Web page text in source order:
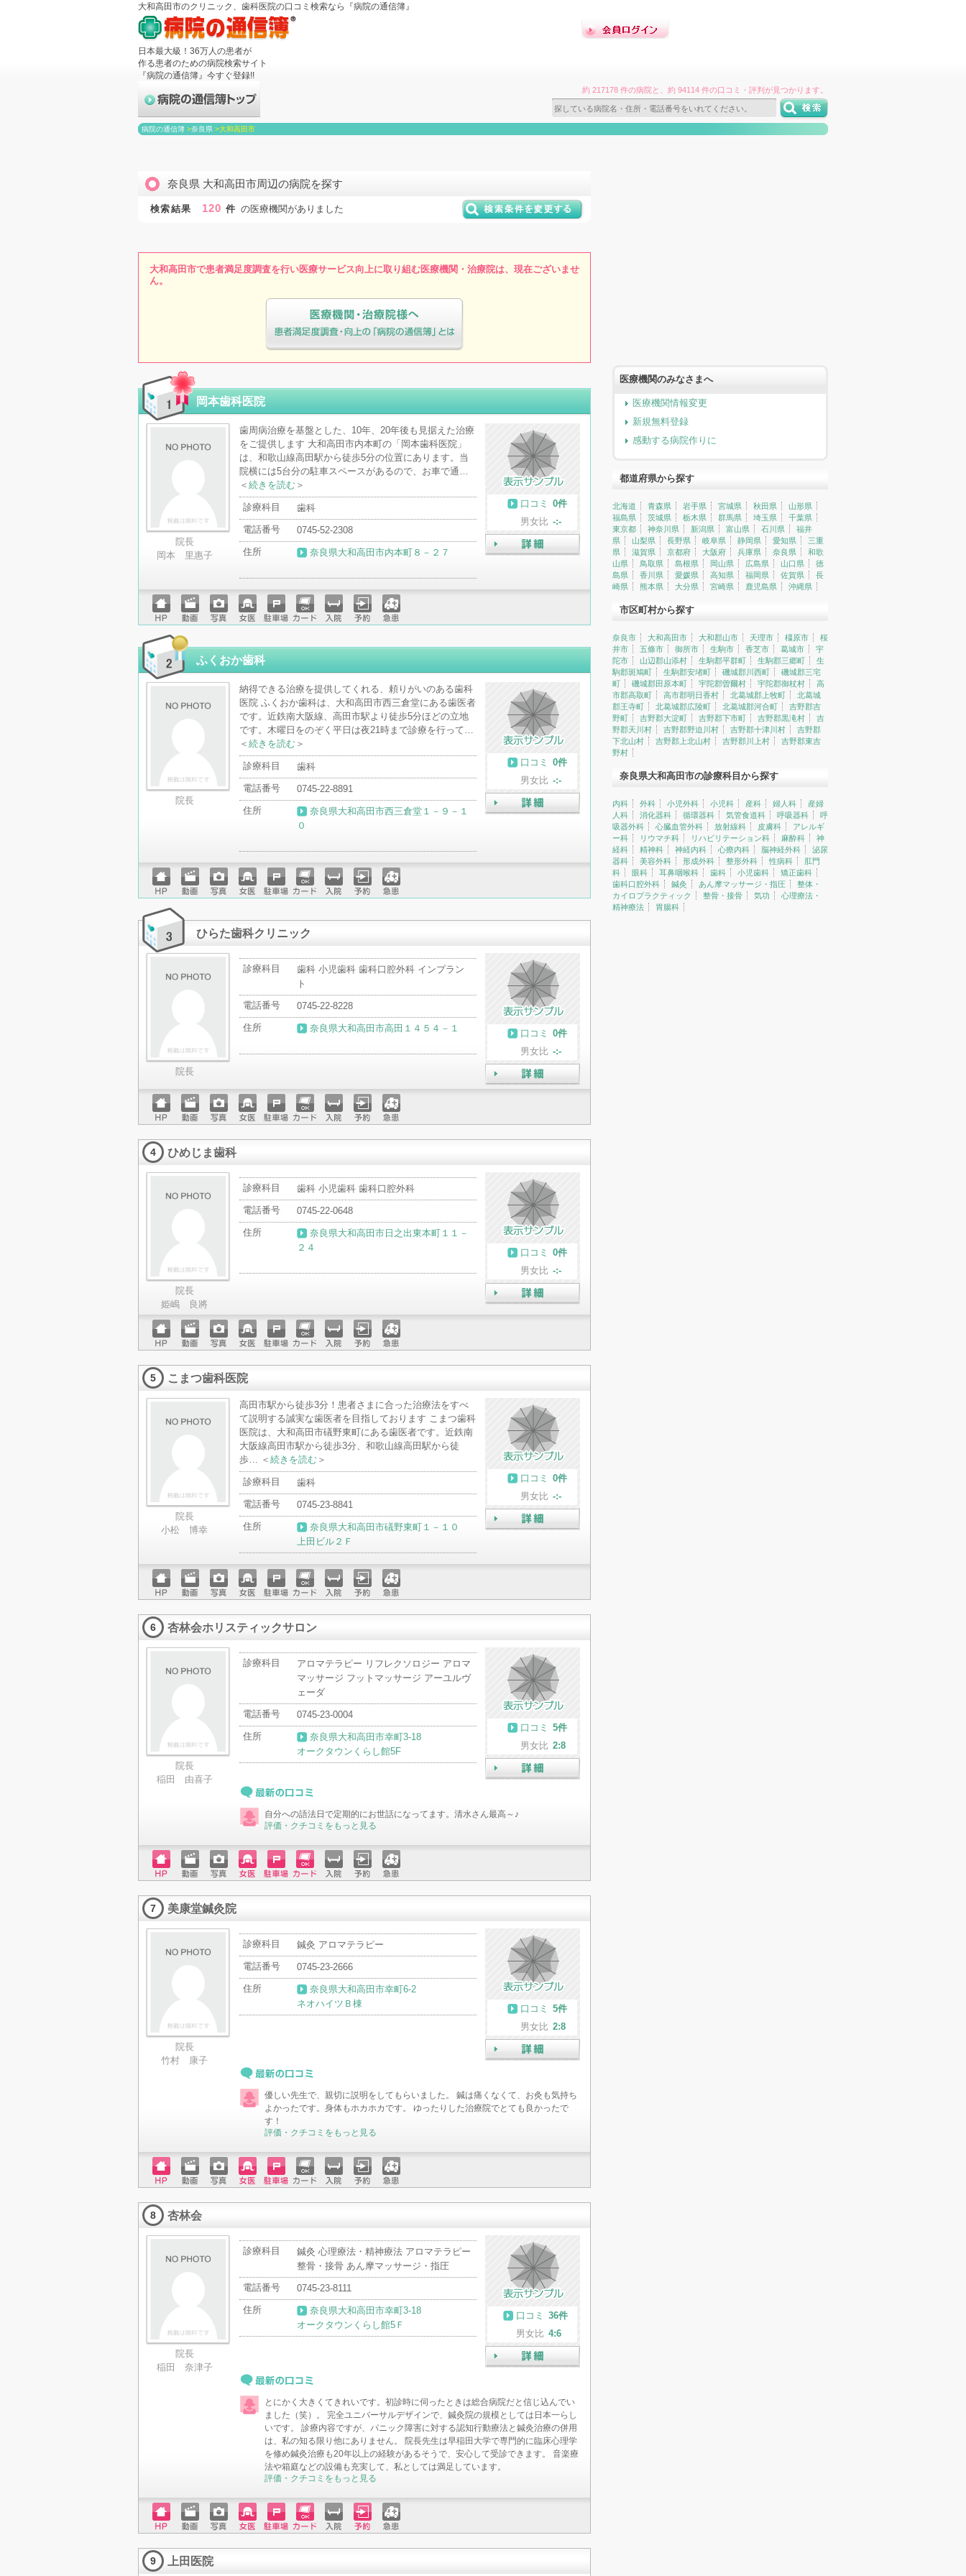
大和高田市のクリニック、歯科医院の口コミ検索なら『病院の通信簿』
日本最大級！36万人の患者が
作る患者のための病院検索サイト
『病院の通信簿』今すぐ登録!!
約 217178 件の病院と、約 94114 件の口コミ・評判が見つかります。
病院の通信簿 >奈良県 >大和高田市
奈良県 大和高田市周辺の病院を探す
検索結果 120 件 の医療機関がありました
大和高田市で患者満足度調査を行い医療サービス向上に取り組む医療機関・治療院は、現在ございませ
ん。
岡本歯科医院
院長
岡本 里惠子
歯周病治療を基盤とした、10年、20年後も見据えた治療
をご提供します 大和高田市内本町の「岡本歯科医院」
は、和歌山線高田駅から徒歩5分の位置にあります。当
院横には5台分の駐車スペースがあるので、お車で通…
＜ 続きを読む ＞
診療科目
歯科
電話番号
0745-52-2308
住所
奈良県大和高田市内本町８－２７
口コミ
0件
男女比 -:-
ホーム
ページ
動画 写真 女医 駐車場クレジ
ード
入院 予約 急患
ふくおか歯科
院長
納得できる治療を提供してくれる、頼りがいのある歯科
医院 ふくおか歯科は、大和高田市西三倉堂にある歯医者
です。近鉄南大阪線、高田市駅より徒歩5分ほどの立地
です。木曜日をのぞく平日は夜21時まで診療を行って…
＜ 続きを読む ＞
診療科目
歯科
電話番号
0745-22-8891
住所
奈良県大和高田市西三倉堂１－９－１
０
口コミ
0件
男女比 -:-
ホーム
ページ
動画 写真 女医 駐車場クレジ入院 予約 急患
ひらた歯科クリニック
院長
診療科目
歯科 小児歯科 歯科口腔外科 インプラン
ト
電話番号
0745-22-8228
住所
奈良県大和高田市高田１４５４－１ 口コミ
0件
男女比 -:-
詳細
ホーム
ページ
動画 写真 女医 駐車場クレジ
ットカ
入院 予約 急患
4 ひめじま歯科
院長
姫嶋 良將
診療科目
歯科 小児歯科 歯科口腔外科
電話番号
0745-22-0648
住所
奈良県大和高田市日之出東本町１１－
２４
口コミ
0件
男女比 -:-
ホーム
ページ
動画 写真 女医 駐車場クレジ
ットカ
入院 予約 急患
5 こまつ歯科医院
院長
小松 博幸
高田市駅から徒歩3分！患者さまに合った治療法をすべ
て説明する誠実な歯医者を目指しております こまつ歯科
医院は、大和高田市礒野東町にある歯医者です。近鉄南
大阪線高田市駅から徒歩3分、和歌山線高田駅から徒
歩… ＜ 続きを読む ＞
診療科目
歯科
電話番号
0745-23-8841
住所
奈良県大和高田市礒野東町１－１０
上田ビル２Ｆ
口コミ
0件
男女比 -:-
ホーム
ページ
動画 写真 女医 駐車場クレジ
ットカ
ード
入院 予約 急患
6 杏林会ホリスティックサロン
院長
稲田 由喜子
診療科目
アロマテラピー リフレクソロジー アロマ
マッサージ フットマッサージ アーユルヴ
ェーダ
電話番号
0745-23-0004
住所
奈良県大和高田市幸町3-18
オークタウンくらし館5F
口コミ
5件
男女比 2:8
最新の口コミ自分への語法日で定期的にお世話になってます。清水さん最高～♪
評価・クチコミをもっと見る
ホーム
ページ
動画 写真 女医 駐車場クレジ
ットカ
入院 予約 急患
7 美康堂鍼灸院
院長
竹村 康子
診療科目
鍼灸 アロマテラピー
電話番号
0745-23-2666
住所
奈良県大和高田市幸町6-2
ネオハイツＢ棟
口コミ
5件
男女比 2:8
最新の口コミ優しい先生で、親切に説明をしてもらいました。 鍼は痛くなくて、お灸も気持ち
よかったです。身体もホカホカです。 ゆったりした治療院でとても良かったで
す！
評価・クチコミをもっと見る
ホーム
ページ
動画 写真 女医 駐車場クレジ
ットカ
入院 予約 急患
8 杏林会
院長
稲田 奈津子
診療科目
鍼灸 心理療法・精神療法 アロマテラピー
整骨・接骨 あん摩マッサージ・指圧
電話番号
0745-23-8111
住所
奈良県大和高田市幸町3-18
オークタウンくらし館5Ｆ
口コミ
36件
男女比 4:6
最新の口コミとにかく大きくてきれいです。初診時に伺ったときは総合病院だと信じ込んでい
ました（笑）。 完全ユニバーサルデザインで、鍼灸院の規模としては日本一らし
いです。 診療内容ですが、パニック障害に対する認知行動療法と鍼灸治療の併用
は、私の知る限り他にありません。 院長先生は早稲田大学で専門的に臨床心理学
を修め鍼灸治療も20年以上の経験があるそうで、安心して受診できます。 音楽療
法や箱庭などの設備も充実して、私としては満足しています。
評価・クチコミをもっと見る
ホーム
ページ
動画 写真 女医 駐車場クレジ
ットカ
入院 予約 急患
9 上田医院
医療機関のみなさまへ
医療機関情報変更
新規無料登録
感動する病院作りに
都道府県から探す
北海道 青森県 岩手県 宮城県 秋田県
山形県
福島県
茨城県 栃木県 群馬県 埼玉県
千葉県
東京都
神奈川県 新潟県 富山県 石川県
福井
県
山梨県 長野県 岐阜県 静岡県 愛知県
三重
県
滋賀県 京都府 大阪府 兵庫県 奈良県
和歌
山県
鳥取県 島根県 岡山県 広島県 山口県
徳
島県
香川県 愛媛県 高知県 福岡県 佐賀県
長
崎県
熊本県 大分県 宮崎県 鹿児島県 沖縄県
市区町村から探す
奈良市 大和高田市 大和郡山市 天理市 橿原市
桜
井市
五條市 御所市 生駒市 香芝市 葛城市
宇
陀市
山辺郡山添村 生駒郡平群町 生駒郡三郷町
生
駒郡斑鳩町
生駒郡安堵町 磯城郡川西町
磯城郡三宅
町
磯城郡田原本町 宇陀郡曽爾村 宇陀郡御杖村
高
市郡高取町
高市郡明日香村 北葛城郡上牧町
北葛城
郡王寺町
北葛城郡広陵町 北葛城郡河合町
吉野郡吉
野町
吉野郡大淀町 吉野郡下市町 吉野郡黒滝村
吉
野郡天川村
吉野郡野迫川村 吉野郡十津川村
吉野郡
下北山村
吉野郡上北山村 吉野郡川上村
吉野郡東吉
野村
奈良県大和高田市の診療科目から探す
内科 外科 小児外科 小児科 産科 婦人科
産婦
人科
消化器科 循環器科 気管食道科 呼吸器科
呼
吸器外科
心臓血管外科 放射線科 皮膚科
アレルギ
ー科
リウマチ科 リハビリテーション科 麻酔科
神
経科
精神科 神経内科 心療内科 脳神経外科
泌尿
器科
美容外科 形成外科 整形外科 性病科
肛門
科
眼科 耳鼻咽喉科 歯科 小児歯科
矯正歯科
歯科口腔外科
鍼灸 あん摩マッサージ・指圧
整体・
カイロプラクティック
整骨・接骨 気功
心理療法・
精神療法
胃腸科